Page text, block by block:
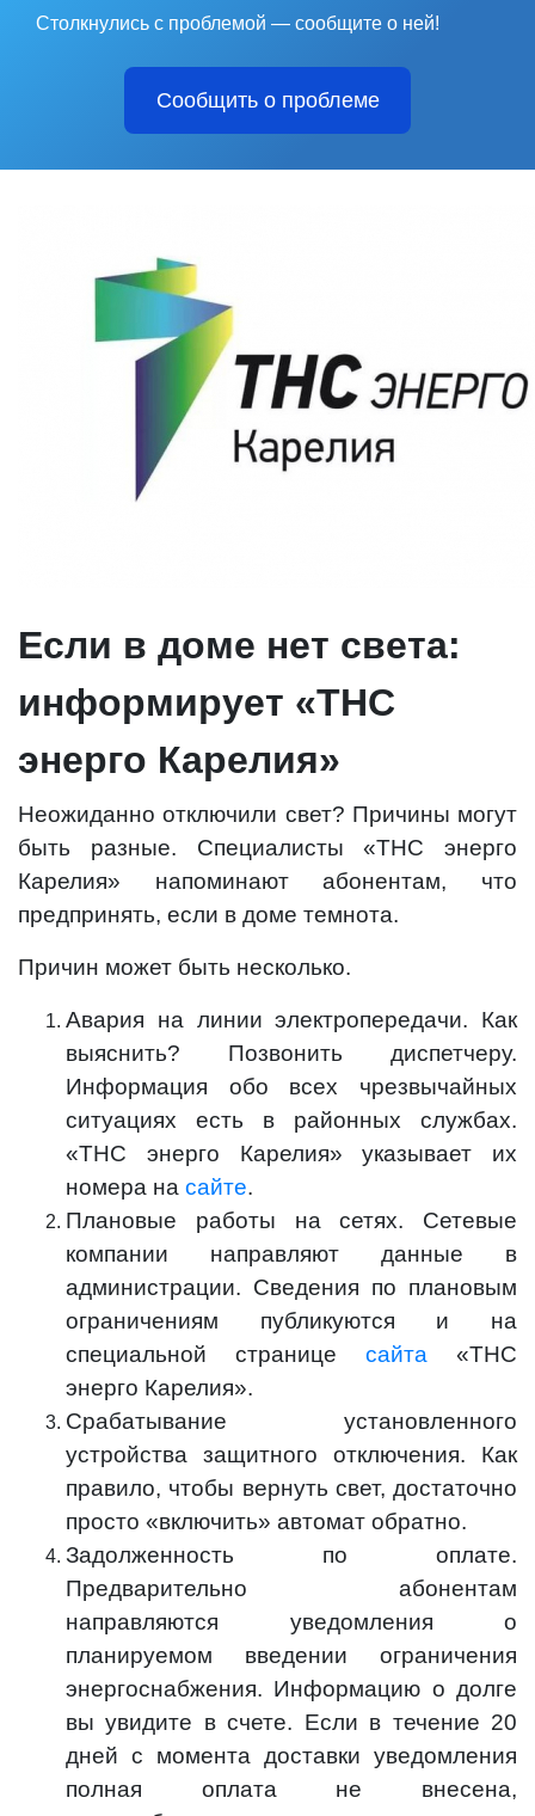
Столкнулись с проблемой — сообщите о ней!
Сообщить о проблеме
Если в доме нет света:
информирует «ТНС
энерго Карелия»
Неожиданно отключили свет? Причины могут
быть разные. Специалисты «ТНС энерго
Карелия» напоминают абонентам, что
предпринять, если в доме темнота.
Причин может быть несколько.
Авария на линии электропередачи. Как
выяснить? Позвонить диспетчеру.
Информация обо всех чрезвычайных
ситуациях есть в районных службах.
«ТНС энерго Карелия» указывает их
номера на сайте.
Плановые работы на сетях. Сетевые
компании направляют данные в
администрации. Сведения по плановым
ограничениям публикуются и на
специальной странице сайта «ТНС
энерго Карелия».
Срабатывание установленного
устройства защитного отключения. Как
правило, чтобы вернуть свет, достаточно
просто «включить» автомат обратно.
Задолженность по оплате.
Предварительно абонентам
направляются уведомления о
планируемом введении ограничения
энергоснабжения. Информацию о долге
вы увидите в счете. Если в течение 20
дней с момента доставки уведомления
полная оплата не внесена,